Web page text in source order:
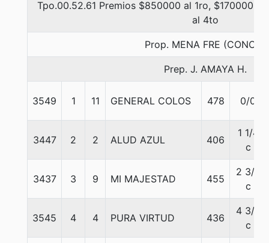
Tpo.00.52.61 Premios $850000 al 1ro, $170000
al 4to
Prop. MENA FRE (CONCE)
Prep. J. AMAYA H.
3549 1 11 GENERAL COLOS 478 0/0
3447 2 2 ALUD AZUL 406
1 1/4
c
3437 3 9 MI MAJESTAD 455
2 3/4
c
3545 4 4 PURA VIRTUD 436
4 3/4
c